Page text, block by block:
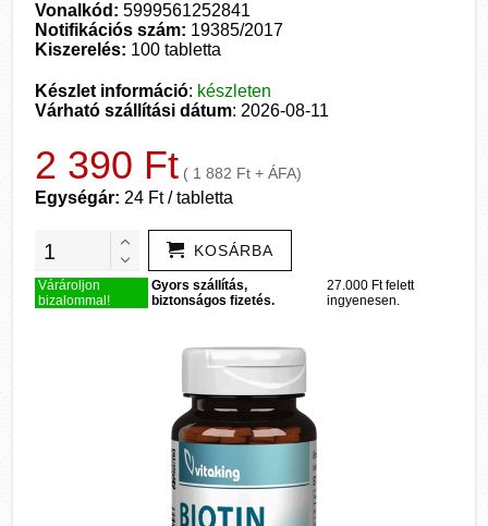
Vonalkód: 5999561252841
Notifikációs szám: 19385/2017
Kiszerelés: 100 tabletta
Készlet információ: készleten
Várható szállítási dátum: 2026-08-11
2 390 Ft ( 1 882 Ft + ÁFA)
Egységár: 24 Ft / tabletta
KOSÁRBA
Várároljon
bizalommal!
Gyors szállítás,
biztonságos fizetés.
27.000 Ft felett
ingyenesen.